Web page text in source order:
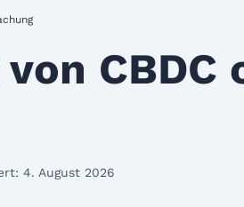
4. August 2026